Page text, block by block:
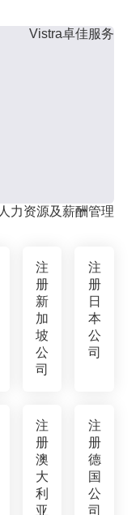
Vistra卓佳服务
人力资源及薪酬管理
注
册
新
加
坡
公
司
注
册
日
本
公
司
注
册
澳
大
利
亚
注
册
德
国
公
司